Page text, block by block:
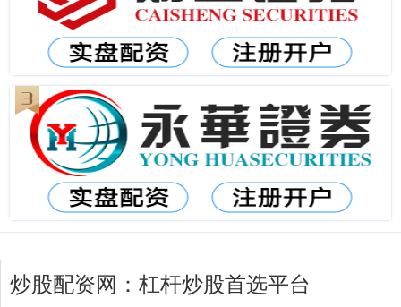
炒股配资网：杠杆炒股首选平台